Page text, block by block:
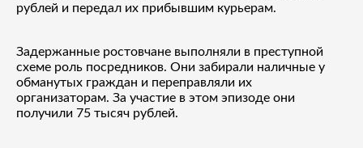
рублей и передал их прибывшим курьерам.
Задержанные ростовчане выполняли в преступной
схеме роль посредников. Они забирали наличные у
обманутых граждан и переправляли их
организаторам. За участие в этом эпизоде они
получили 75 тысяч рублей.